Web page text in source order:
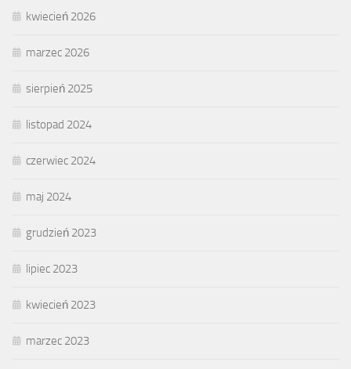
kwiecień 2026
marzec 2026
sierpień 2025
listopad 2024
czerwiec 2024
maj 2024
grudzień 2023
lipiec 2023
kwiecień 2023
marzec 2023